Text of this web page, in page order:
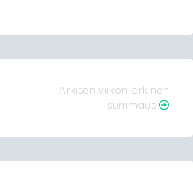
Arkisen viikon arkinen
summaus